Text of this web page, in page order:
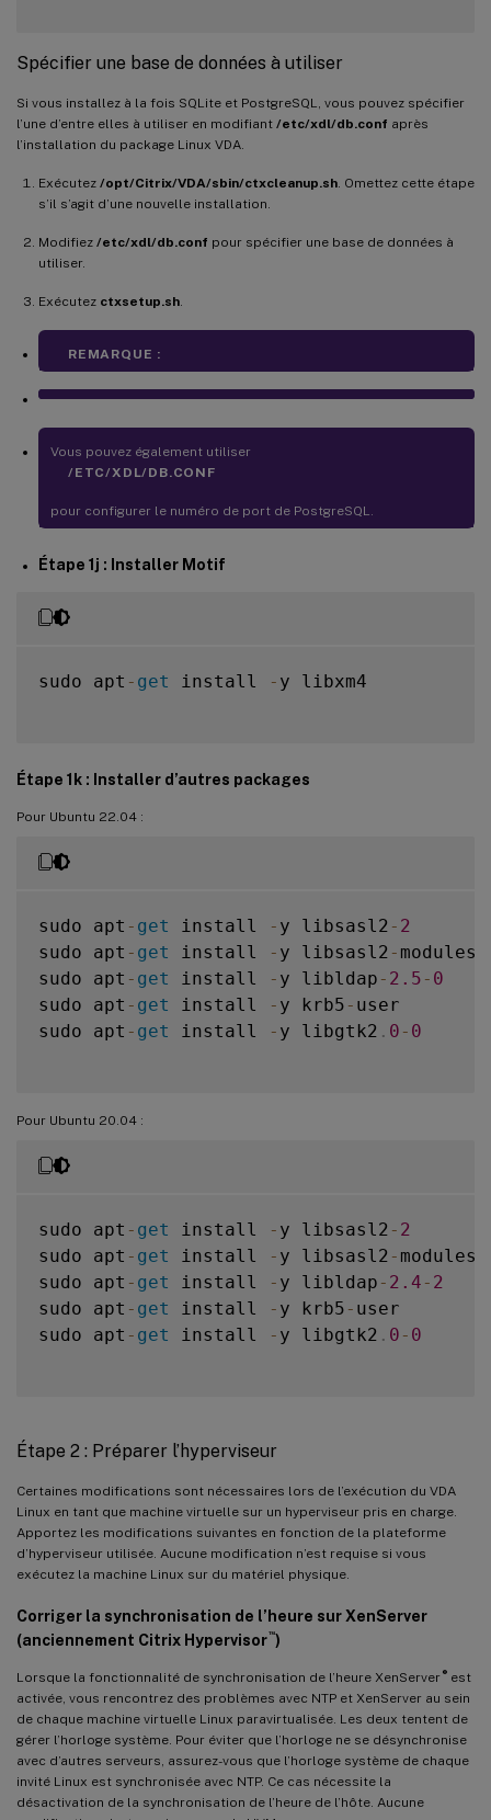
Spécifier une base de données à utiliser
Si vous installez à la fois SQLite et PostgreSQL, vous pouvez spécifier
l’une d’entre elles à utiliser en modifiant /etc/xdl/db.conf après
l’installation du package Linux VDA.
Exécutez /opt/Citrix/VDA/sbin/ctxcleanup.sh . Omettez cette étape
s’il s’agit d’une nouvelle installation.
Modifiez /etc/xdl/db.conf pour spécifier une base de données à
utiliser.
Exécutez ctxsetup.sh
REMARQUE :
Vous pouvez également utiliser
/ETC/XDL/DB.CONF
pour configurer le numéro de port de PostgreSQL.
Étape 1j : Installer Motif
sudo apt - get install - y libxm4
Étape 1k : Installer d’autres packages
Pour Ubuntu 22.04 :
sudo apt - get install - y libsasl2 - 2
sudo apt - get install - y libsasl2 - modules
sudo apt - get install - y libldap - 2.5 - 0
sudo apt - get install - y krb5 - user
sudo apt - get install - y libgtk2 . 0 - 0
Pour Ubuntu 20.04 :
sudo apt - get install - y libsasl2 - 2
sudo apt - get install - y libsasl2 - modules
sudo apt - get install - y libldap - 2.4 - 2
sudo apt - get install - y krb5 - user
sudo apt - get install - y libgtk2 . 0 - 0
Étape 2 : Préparer l’hyperviseur
Certaines modifications sont nécessaires lors de l’exécution du VDA
Linux en tant que machine virtuelle sur un hyperviseur pris en charge.
Apportez les modifications suivantes en fonction de la plateforme
d’hyperviseur utilisée. Aucune modification n’est requise si vous
exécutez la machine Linux sur du matériel physique.
Corriger la synchronisation de l’heure sur XenServer
(anciennement Citrix Hypervisor™)
Lorsque la fonctionnalité de synchronisation de l’heure XenServer ®est
activée, vous rencontrez des problèmes avec NTP et XenServer au sein
de chaque machine virtuelle Linux paravirtualisée. Les deux tentent de
gérer l’horloge système. Pour éviter que l’horloge ne se désynchronise
avec d’autres serveurs, assurez-vous que l’horloge système de chaque
invité Linux est synchronisée avec NTP. Ce cas nécessite la
désactivation de la synchronisation de l’heure de l’hôte. Aucune